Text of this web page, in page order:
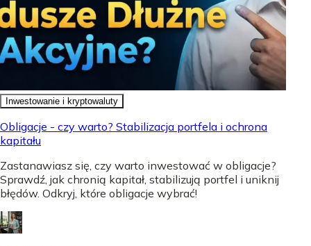
Inwestowanie i kryptowaluty
Obligacje - czy warto? Stabilizacja portfela i ochrona
kapitału
Zastanawiasz się, czy warto inwestować w obligacje?
Sprawdź, jak chronią kapitał, stabilizują portfel i uniknij
błędów. Odkryj, które obligacje wybrać!